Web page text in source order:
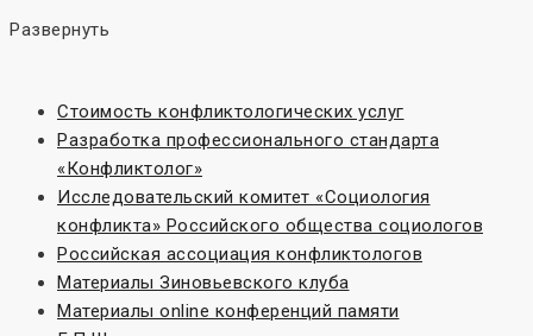
Развернуть
Стоимость конфликтологических услуг
Разработка профессионального стандарта
«Конфликтолог»
Исследовательский комитет «Социoлогия
конфликта» Российского общества социологов
Российская ассоциация конфликтологов
Материалы Зиновьевского клуба
Материалы online конференций памяти